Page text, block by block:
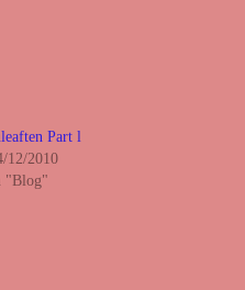
Part l
12/2010
"Blog"